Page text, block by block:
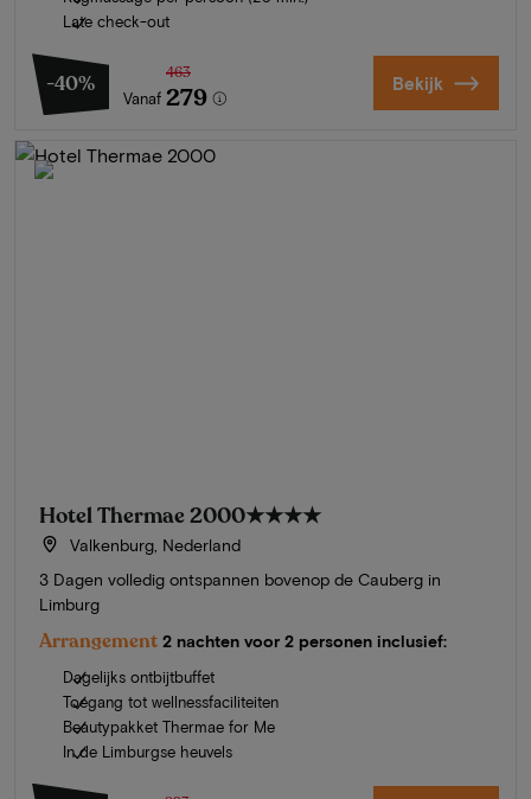
Late check-out
-40%
Vanaf
463
279 Bekijk
Hotel Thermae 2000★★★★
Valkenburg, Nederland
3 Dagen volledig ontspannen bovenop de Cauberg in
Limburg
Arrangement 2 nachten voor 2 personen inclusief:
Dagelijks ontbijtbuffet
Toegang tot wellnessfaciliteiten
Beautypakket Thermae for Me
In de Limburgse heuvels